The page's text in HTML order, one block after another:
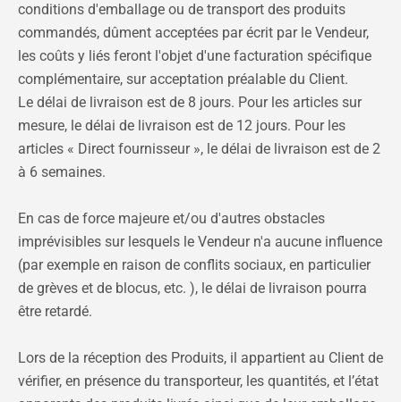
conditions d'emballage ou de transport des produits
commandés, dûment acceptées par écrit par le Vendeur,
les coûts y liés feront l'objet d'une facturation spécifique
complémentaire, sur acceptation préalable du Client.
Le délai de livraison est de 8 jours. Pour les articles sur
mesure, le délai de livraison est de 12 jours. Pour les
articles « Direct fournisseur », le délai de livraison est de 2
à 6 semaines.
En cas de force majeure et/ou d'autres obstacles
imprévisibles sur lesquels le Vendeur n'a aucune influence
(par exemple en raison de conflits sociaux, en particulier
de grèves et de blocus, etc. ), le délai de livraison pourra
être retardé.
Lors de la réception des Produits, il appartient au Client de
vérifier, en présence du transporteur, les quantités, et l’état